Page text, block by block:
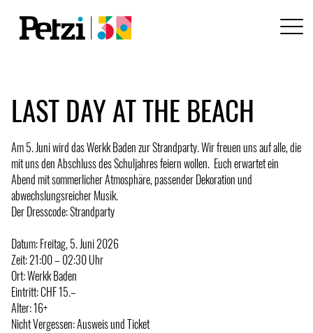
LAST DAY AT THE BEACH
Am 5. Juni wird das Werkk Baden zur Strandparty. Wir freuen uns auf alle, die
mit uns den Abschluss des Schuljahres feiern wollen. Euch erwartet ein
Abend mit sommerlicher Atmosphäre, passender Dekoration und
abwechslungsreicher Musik.
Der Dresscode: Strandparty
Datum: Freitag, 5. Juni 2026
Zeit: 21:00 – 02:30 Uhr
Ort: Werkk Baden
Eintritt: CHF 15.–
Alter: 16+
Nicht Vergessen: Ausweis und Ticket